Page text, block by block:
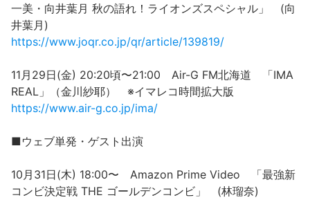
一美・向井葉月 秋の語れ！ライオンズスペシャル」 (向
井葉月)
https://www.joqr.co.jp/qr/article/139819/
11月29日(金) 20:20頃〜21:00 Air-G FM北海道 「IMA
REAL」（金川紗耶） ※イマレコ時間拡大版
https://www.air-g.co.jp/ima/
■ウェブ単発・ゲスト出演
10月31日(木) 18:00〜 Amazon Prime Video 「最強新
コンビ決定戦 THE ゴールデンコンビ」 (林瑠奈)